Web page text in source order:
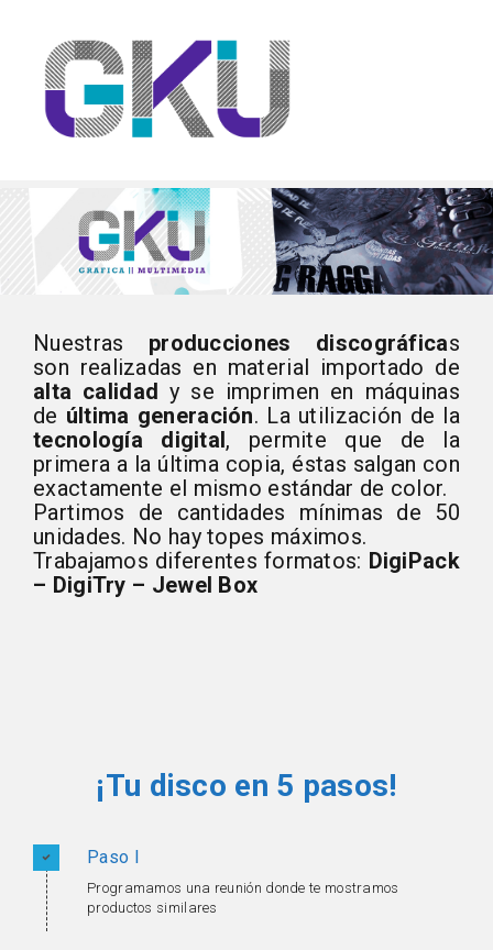
Nuestras producciones discográficas
son realizadas en material importado de
alta calidad y se imprimen en máquinas
de última generación. La utilización de la
tecnología digital, permite que de la
primera a la última copia, éstas salgan con
exactamente el mismo estándar de color.
Partimos de cantidades mínimas de 50
unidades. No hay topes máximos.
Trabajamos diferentes formatos: DigiPack
– DigiTry – Jewel Box
¡Tu disco en 5 pasos!
Paso I
Programamos una reunión donde te mostramos
productos similares